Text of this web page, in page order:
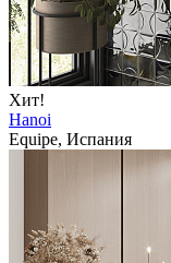
Хит!
Hanoi
Equipe, Испания